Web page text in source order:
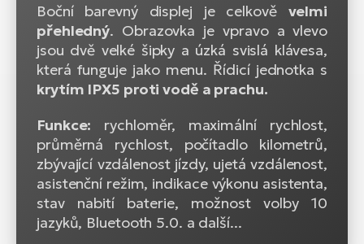
Boční barevný displej je celkově velmi
přehledný. Obrazovka je vpravo a vlevo
jsou dvě velké šipky a úzká svislá klávesa,
která funguje jako menu. Řídicí jednotka s
krytím IPX5 proti vodě a prachu.
Funkce: rychloměr, maximální rychlost,
průměrná rychlost, počítadlo kilometrů,
zbývající vzdálenost jízdy, ujetá vzdálenost,
asistenční režim, indikace výkonu asistenta,
stav nabití baterie, možnost volby 10
jazyků, Bluetooth 5.0. a další...